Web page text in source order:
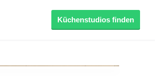
Küchenstudios finden